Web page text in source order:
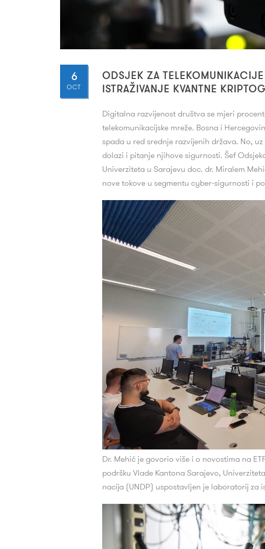
6
OCT
ODSJEK ZA
ISTRAŽIVANJE KVANTNE
Digitalna razvijenost društva se mjeri
telekomunikacijske mreže. Bosna i
spada u red srednje razvijenih država. No,
dolazi i pitanje njihove sigurnosti. Šef
Univerziteta u Sarajevu doc. dr. Miralem
nove tokove u segmentu cyber-sigurnosti i
Dr. Mehić je govorio više i o novostima na
podršku Vlade Kantona Sarajevo,
nacija (UNDP) uspostavljen je laboratorij za